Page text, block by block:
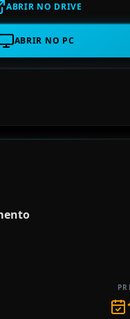
ABRIR NO DRIVE
ABRIR NO PC